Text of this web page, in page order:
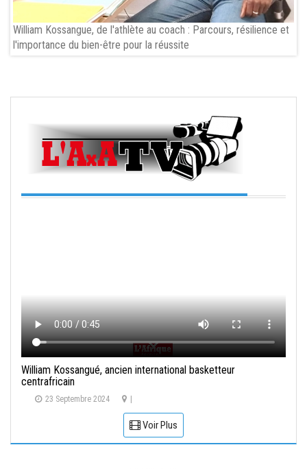
William Kossangue, de l'athlète au coach : Parcours, résilience et
l'importance du bien-être pour la réussite
William Kossangué, ancien international basketteur
centrafricain
23 Septembre 2024 |
Voir Plus